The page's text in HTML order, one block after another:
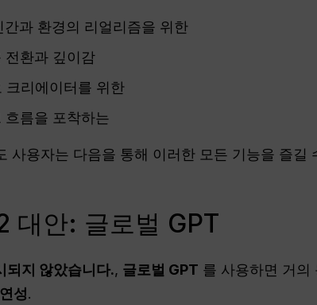
간과 환경의 리얼리즘을 위한
전환과 깊이감
크리에이터를 위한
흐름을 포착하는
사용자는 다음을 통해 이러한 모든 기능을 즐길
대안: 글로벌 GPT
되지 않았습니다., 글로벌 GPT 를 사용하면 거의
성.